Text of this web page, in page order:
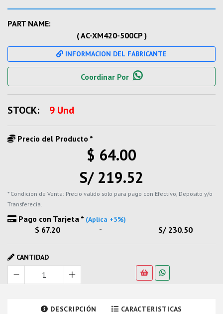
PART NAME:
( AC-XM420-500CP )
INFORMACION DEL FABRICANTE
Coordinar Por
STOCK: 9 Und
Precio del Producto *
$ 64.00
S/ 219.52
* Condicion de Venta: Precio valido solo para pago con Efectivo, Deposito y/o
Transferecia.
Pago con Tarjeta * (Aplica +5%)
$ 67.20 - S/ 230.50
CANTIDAD
DESCRIPCIÓN CARACTERISTICAS